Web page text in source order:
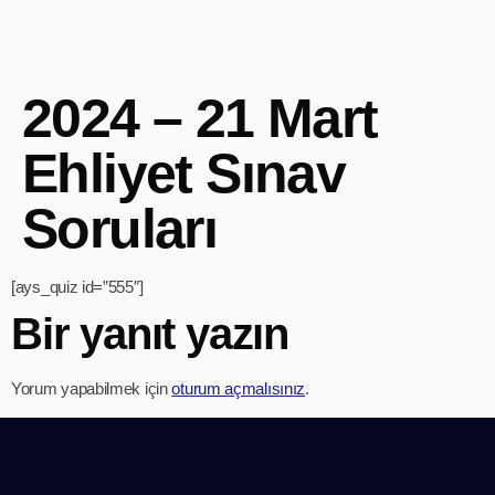
2024 – 21 Mart
Ehliyet Sınav
Soruları
[ays_quiz id=”555″]
Bir yanıt yazın
Yorum yapabilmek içinoturum açmalısınız.